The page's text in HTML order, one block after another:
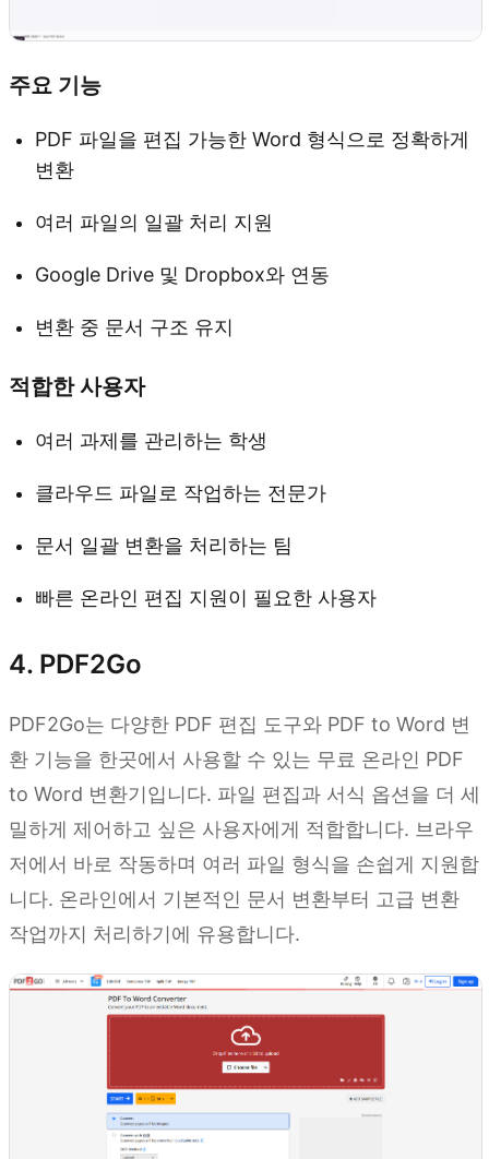
주요 기능
PDF 파일을 편집 가능한 Word 형식으로 정확하게
변환
여러 파일의 일괄 처리 지원
Google Drive 및 Dropbox와 연동
변환 중 문서 구조 유지
적합한 사용자
여러 과제를 관리하는 학생
클라우드 파일로 작업하는 전문가
문서 일괄 변환을 처리하는 팀
빠른 온라인 편집 지원이 필요한 사용자
4. PDF2Go
PDF2Go는 다양한 PDF 편집 도구와 PDF to Word 변
환 기능을 한곳에서 사용할 수 있는 무료 온라인 PDF
to Word 변환기입니다. 파일 편집과 서식 옵션을 더 세
밀하게 제어하고 싶은 사용자에게 적합합니다. 브라우
저에서 바로 작동하며 여러 파일 형식을 손쉽게 지원합
니다. 온라인에서 기본적인 문서 변환부터 고급 변환
작업까지 처리하기에 유용합니다.